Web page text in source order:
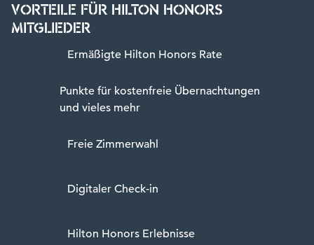
VORTEILE FÜR HILTON HONORS
MITGLIEDER
Ermäßigte Hilton Honors Rate
Punkte für kostenfreie Übernachtungen
und vieles mehr
Freie Zimmerwahl
Digitaler Check-in
Hilton Honors Erlebnisse